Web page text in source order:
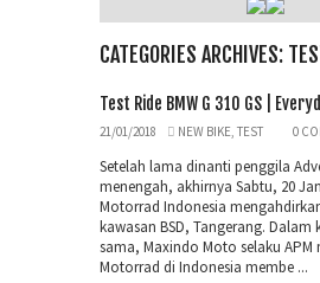
CATEGORIES ARCHIVES:
Test Ride BMW G 310 GS |
21/01/2018 NEW BIKE, TEST 0
Setelah lama dinanti penggila
menengah, akhirnya Sabtu, 20
Motorrad Indonesia mengahdirkan
kawasan BSD, Tangerang. Dalam
sama, Maxindo Moto selaku APM
Motorrad di Indonesia membe ...